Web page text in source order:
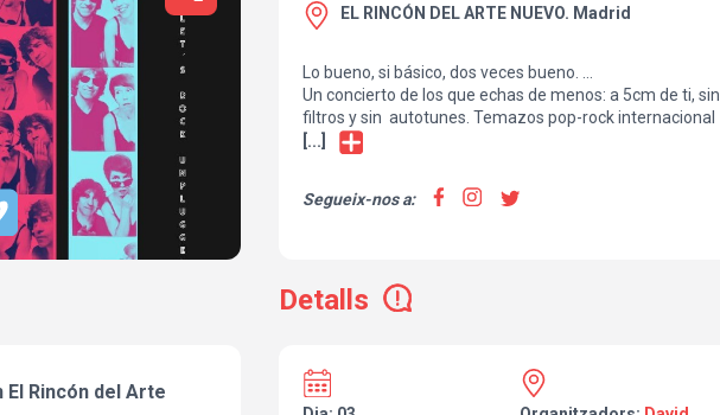
EL RINCÓN DEL ARTE NUEVO. Madrid
Lo bueno, si básico, dos veces bueno.
Un concierto de los que echas de menos: a 5cm de ti, sin
filtros y sin autotunes. Temazos pop-rock internacional
de todos los tiempos (U2, Lenny Kravitz, Pink, Alanis
Fighters, entre otros) con David Merino a la guitarra y la
armónica e Inma González a la voz. Entradas: 8€
[...]
Segueix-nos a:
Detalls
El Rincón del Arte